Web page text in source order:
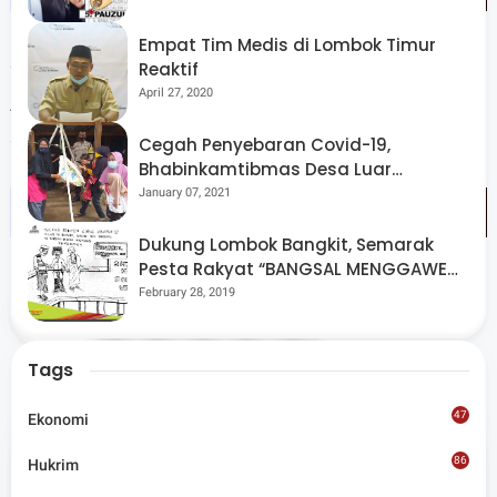
“Tinggal finishing saja harapannya sebelum tanggal 22
Agustus nanti semua sasaran fisik dan non fisik sudah
selesai termasuk program unggulan KASAD,” harapnya.
Share
Empat Tim Medis di Lombok Timur
Reaktif
April 27, 2020
Cegah Penyebaran Covid-19,
Bhabinkamtibmas Desa Luar
Pantau Kegiatan Posyandu
January 07, 2021
Dukung Lombok Bangkit, Semarak
Pesta Rakyat “BANGSAL MENGGAWE”
Kembali Digelar Para Seniman Di
February 28, 2019
Tags
Ekonomi 47
Hukrim 86